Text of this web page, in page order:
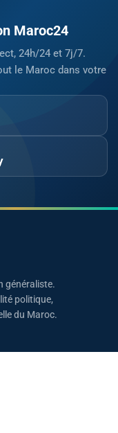
Maroc24
24h/24 et 7j/7.
le Maroc dans votre
généraliste.
politique,
du Maroc.